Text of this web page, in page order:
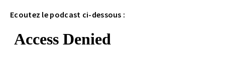
Ecoutez le podcast ci-dessous :